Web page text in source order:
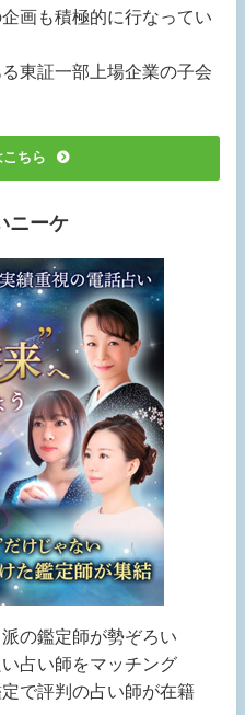
画も積極的に行なってい
東証一部上場企業の子会
ちら
ニーケ
の鑑定師が勢ぞろい
占い師をマッチング
で評判の占い師が在籍